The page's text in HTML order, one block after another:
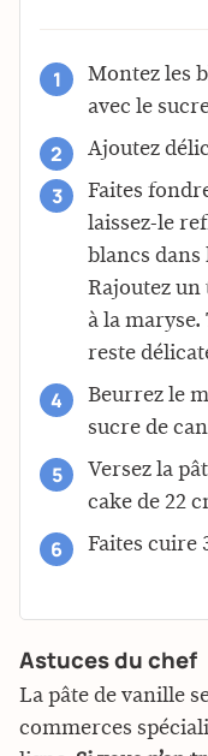
Montez les
avec le
Ajoutez
Faites
laissez-le
blancs dans
Rajoutez
à la
reste
Beurrez le
sucre de
Versez la
cake de 22
Faites cuire
Astuces du chef
La pâte de vanille
commerces